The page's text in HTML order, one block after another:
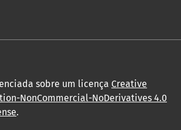
sobre um licença Creative
NonCommercial-NoDerivatives 4.0
.